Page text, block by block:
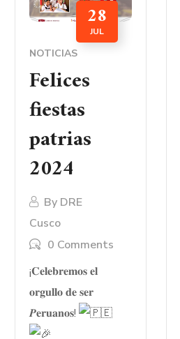
28
JUL
NOTICIAS
Felices
fiestas
patrias
2024
By DRE
Cusco
0 Comments
¡𝐂𝐞𝐥𝐞𝐛𝐫𝐞𝐦𝐨𝐬 𝐞𝐥
𝐨𝐫𝐠𝐮𝐥𝐥𝐨 𝐝𝐞 𝐬𝐞𝐫
𝑷𝐞𝐫𝐮𝐚𝐧𝐨𝐬!